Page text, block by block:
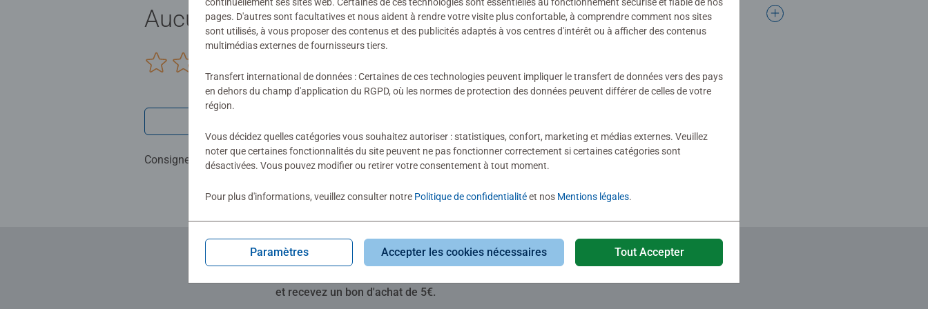
Aucune évaluation n'a encore été soumise
Consignes d'évaluation
Abonnez-vous à notre newsletter
et recevez un bon d'achat de 5€.
pages. D'autres sont facultatives et nous aident à rendre votre visite plus confortable, à comprendre comment nos sites
sont utilisés, à vous proposer des contenus et des publicités adaptés à vos centres d'intérêt ou à afficher des contenus
multimédias externes de fournisseurs tiers.
Transfert international de données : Certaines de ces technologies peuvent impliquer le transfert de données vers des pays
en dehors du champ d'application du RGPD, où les normes de protection des données peuvent différer de celles de votre
région.
Vous décidez quelles catégories vous souhaitez autoriser : statistiques, confort, marketing et médias externes. Veuillez
noter que certaines fonctionnalités du site peuvent ne pas fonctionner correctement si certaines catégories sont
désactivées. Vous pouvez modifier ou retirer votre consentement à tout moment.
Pour plus d'informations, veuillez consulter notre Politique de confidentialitéet nos Mentions légales.
Paramètres Accepter les cookies nécessaires Tout Accepter